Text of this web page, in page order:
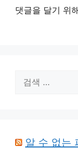
댓글을 달기 위
색:
알 수 없는